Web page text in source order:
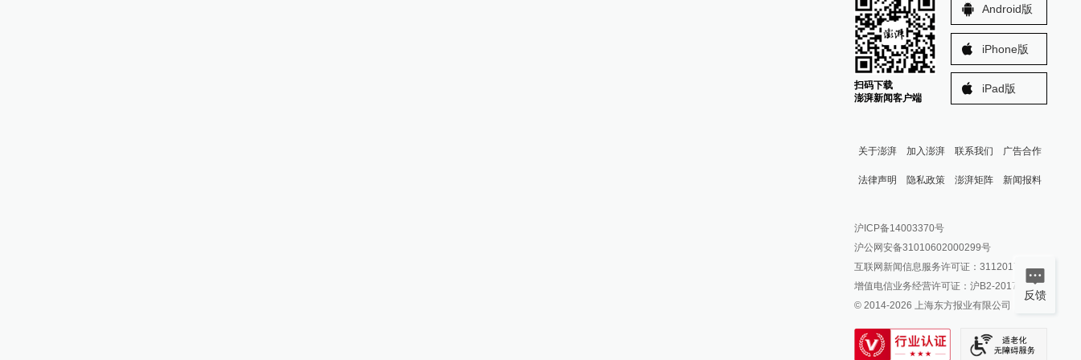
扫码下载
澎湃新闻客户端
Android版
iPhone版
iPad版
关于澎湃 加入澎湃 联系我们 广告合作
法律声明 隐私政策 澎湃矩阵
澎湃新闻公众号
澎湃新闻抖音号
派生万物开放平台
IP SHANGHAI
SIXTH TONE
新闻报料
报料邮箱: news@thepaper.cn
沪ICP备14003370号
沪公网安备31010602000299号
互联网新闻信息服务许可证：31120170006
增值电信业务经营许可证：沪B2-2017116
© 2014-2026 上海东方报业有限公司
反馈